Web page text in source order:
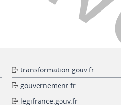
transformation.gouv.fr
gouvernement.fr
legifrance.gouv.fr